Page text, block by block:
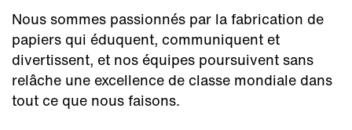
Nous sommes passionnés par la fabrication de
papiers qui éduquent, communiquent et
divertissent, et nos équipes poursuivent sans
relâche une excellence de classe mondiale dans
tout ce que nous faisons.